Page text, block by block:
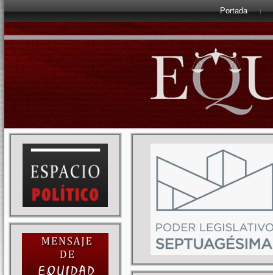
Portada